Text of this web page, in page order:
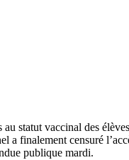
finalement censuré
publique mardi.